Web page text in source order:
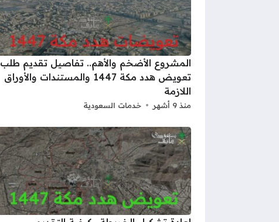
المشروع الأضخم والأهم.. تفاصيل تقديم طلب
تعويض هدد مكة 1447 والمستندات والأوراق
اللازمة
منذ 9 أشهر خدمات السعودية